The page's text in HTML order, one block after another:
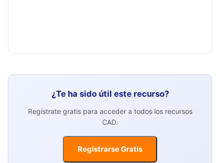
¿Te ha sido útil este recurso?
Regístrate gratis para acceder a todos los recursos
CAD.
Registrarse Gratis